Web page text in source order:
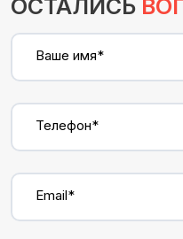
ОСТАЛИСЬ
Ваше имя*
Телефон*
Email*